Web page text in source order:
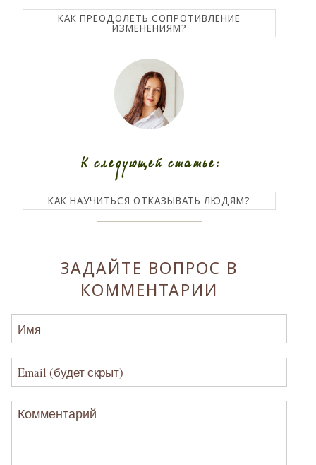
КАК ПРЕОДОЛЕТЬ СОПРОТИВЛЕНИЕ
ИЗМЕНЕНИЯМ?
К следующей статье:
КАК НАУЧИТЬСЯ ОТКАЗЫВАТЬ ЛЮДЯМ?
ЗАДАЙТЕ ВОПРОС В
КОММЕНТАРИИ
Имя
Email (будет скрыт)
Комментарий